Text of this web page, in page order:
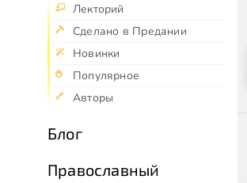
Лекторий
Сделано в Предании
Новинки
Популярное
Авторы
Блог
Православный